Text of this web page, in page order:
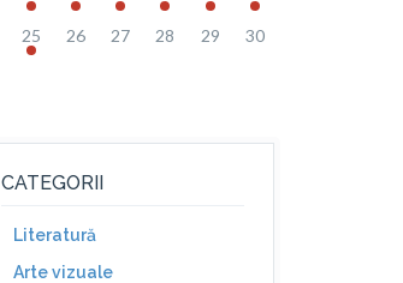
25 26 27 28 29 30
CATEGORII
Literatură
Arte vizuale